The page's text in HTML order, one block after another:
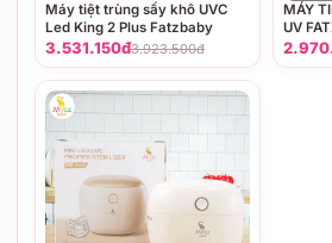
Máy tiệt trùng sấy khô UVC
Led King 2 Plus Fatzbaby
3.531.150đ3.923.500đ
MÁY
UV
(Màu
Hồng)